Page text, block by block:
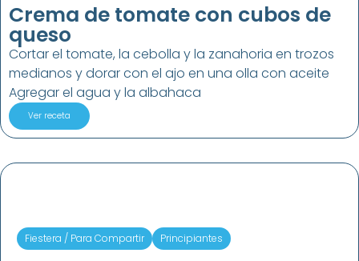
Crema de tomate con cubos de
queso
Cortar el tomate, la cebolla y la zanahoria en trozos
medianos y dorar con el ajo en una olla con aceite
Agregar el agua y la albahaca
Ver receta
Fiestera / Para Compartir Principiantes